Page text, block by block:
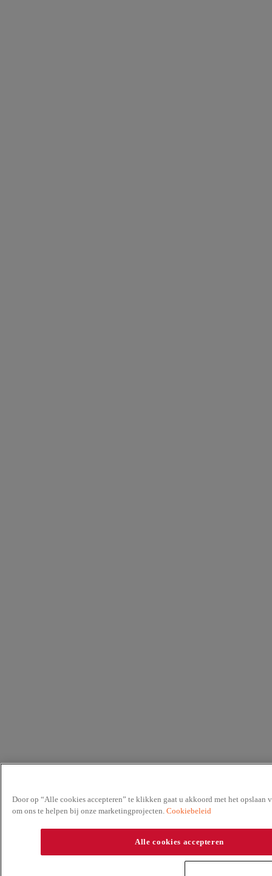
Door op “Alle cookies accepteren” te klikken gaat u akkoord met het
om ons te helpen bij onze marketingprojecten. Cookiebeleid
Alle cookies accepteren